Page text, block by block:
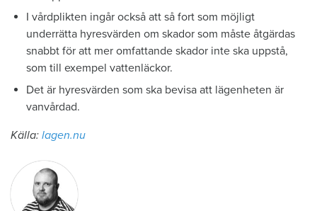
I vårdplikten ingår också att så fort som möjligt
underrätta hyresvärden om skador som måste åtgärdas
snabbt för att mer omfattande skador inte ska uppstå,
som till exempel vattenläckor.
Det är hyresvärden som ska bevisa att lägenheten är
vanvårdad.
Källa: lagen.nu